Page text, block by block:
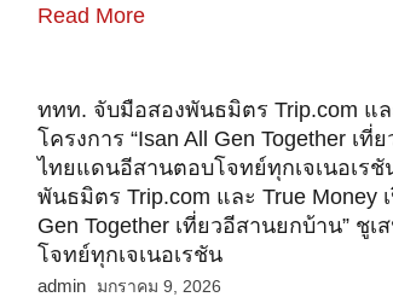
Read More
ททท. จับมือสองพันธมิตร Trip.com แล
โครงการ “Isan All Gen Together เที่
ไทยแดนอีสานตอบโจทย์ทุกเจเนอเร
พันธมิตร Trip.com และ True Money เ
Gen Together เที่ยวอีสานยกบ้าน” ชู
โจทย์ทุกเจเนอเรชัน
admin
มกราคม 9, 2026